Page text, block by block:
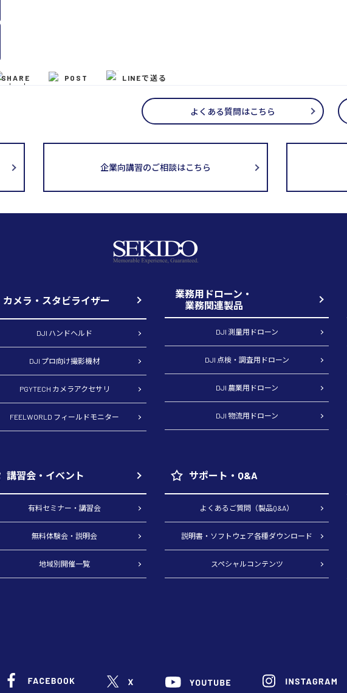
SHARE POST LINEで送る
よくある質問はこちら
企業向講習のご相談はこちら
カメラ・スタビライザー
DJI ハンドヘルド
DJI プロ向け撮影機材
PGYTECH カメラアクセサリ
FEELWORLD フィールドモニター
業務用ドローン・
業務関連製品
DJI 測量用ドローン
DJI 点検・調査用ドローン
DJI 農業用ドローン
DJI 物流用ドローン
講習会・イベント
有料セミナー・講習会
無料体験会・説明会
地域別開催一覧
サポート・Q&A
よくあるご質問（製品Q&A）
説明書・ソフトウェア各種ダウンロード
スペシャルコンテンツ